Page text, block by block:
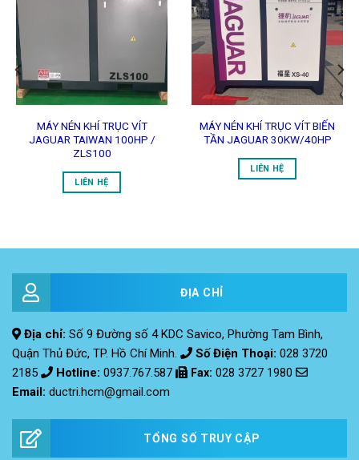
MÁY NÉN KHÍ TRỤC VÍT
JAGUAR TAIWAN 100HP /
ZLS100
LIÊN HỆ
Add to
Wishlist
MÁY NÉN KHÍ TRỤC VÍT BIẾN
TẦN JAGUAR 30KW/40HP
LIÊN HỆ
ĐỊA CHỈ
Địa chỉ: Số 9 Đường số 4 KDC Savico, Phường Tam Bình,
Quận Thủ Đức, TP. Hồ Chí Minh.
Số Điện Thoại: 028 3720
2185
Hotline: 0937.767.587 Fax: 028 3727 1980
Email: ductri.hcm@gmail.com
TỔNG SỐ TRUY CẬP